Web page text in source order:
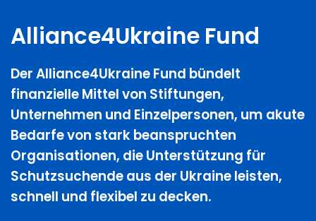
Alliance4Ukraine Fund
Der Alliance4Ukraine Fund bündelt
finanzielle Mittel von Stiftungen,
Unternehmen und Einzelpersonen, um akute
Bedarfe von stark beanspruchten
Organisationen, die Unterstützung für
Schutzsuchende aus der Ukraine leisten,
schnell und flexibel zu decken.